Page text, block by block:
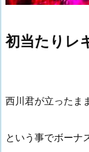
初当たりレ
西川君が立ったま
という事でボーナ